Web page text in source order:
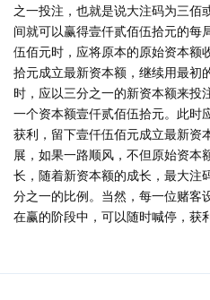
之一投注，也就是说大注码为三佰
间就可以赢得壹仟贰佰伍拾元的每
伍佰元时，应将原本的原始资本额
拾元成立最新资本额，继续用最初
时，应以三分之一的新资本额来投
一个资本额壹仟贰佰伍拾元。此时
获利，留下壹仟伍佰元成立最新资
展，如果一路顺风，不但原始资本
长，随着新资本额的成长，最大注
分之一的比例。当然，每一位赌客
在赢的阶段中，可以随时喊停，获